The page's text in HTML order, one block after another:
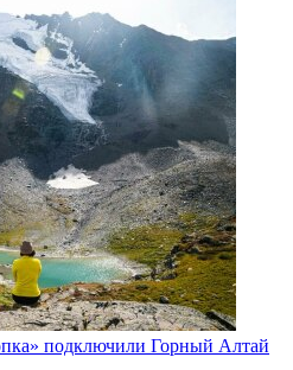
подключили Горный Алтай